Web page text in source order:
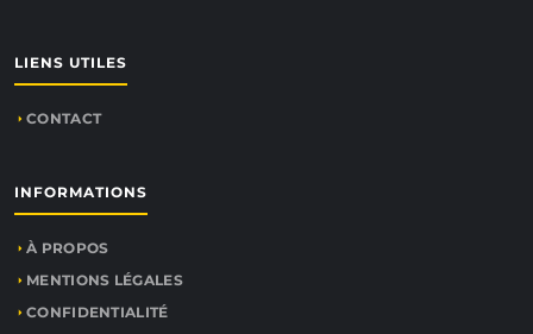
LIENS UTILES
CONTACT
INFORMATIONS
À PROPOS
MENTIONS LÉGALES
CONFIDENTIALITÉ